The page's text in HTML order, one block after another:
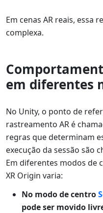
Em cenas AR reais, essa
complexa.
em diferentes
No Unity, o ponto de
rastreamento AR é
regras que determinam
execução da sessão são
Em diferentes modos de
XR Origin varia:
No modo de centro
pode ser movido